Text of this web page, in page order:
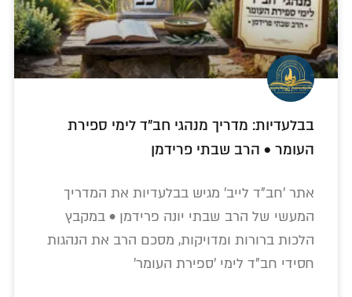
בבלעדיות: מדריך מנהגי חב"ד לימי ספירת
העומר • הרב שבתי פרידמן
אתר 'חב"ד לייב' מגיש בבלעדיות את המדריך
המעשי של הרב שבתי יונה פרידמן • במקבץ
הלכות ברורות ומדויקות, מסכם הרב את הנהגות
חסידי חב"ד לימי 'ספירת העומר'